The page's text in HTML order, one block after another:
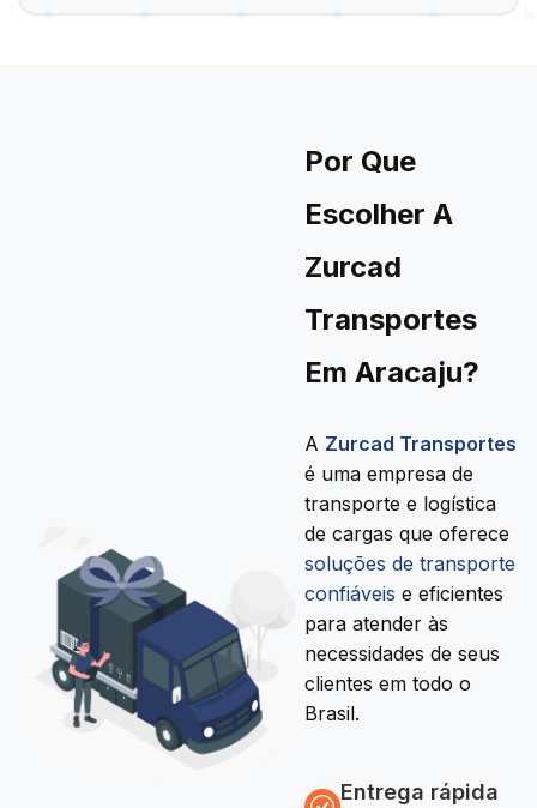
Por Que
Escolher A
Zurcad
Transportes
Em Aracaju?
A Zurcad Transportes
é uma empresa de
transporte e logística
de cargas que oferece
soluções de transporte
confiáveis e eficientes
para atender às
necessidades de seus
clientes em todo o
Brasil.
Entrega rápida